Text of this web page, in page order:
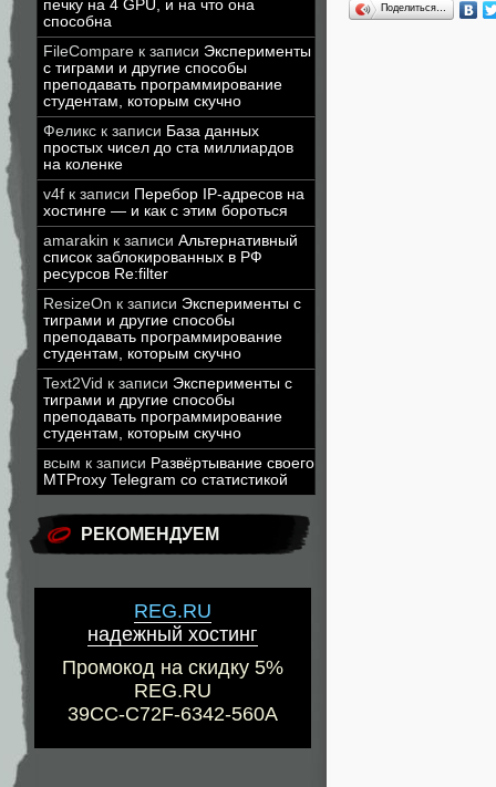
печку на 4 GPU, и на что она
способна
FileCompare к записи Эксперименты
с тиграми и другие способы
преподавать программирование
студентам, которым скучно
Феликс к записи База данных
простых чисел до ста миллиардов
на коленке
v4f к записи Перебор IP-адресов на
хостинге — и как с этим бороться
amarakin к записи Альтернативный
список заблокированных в РФ
ресурсов Re:filter
ResizeOn к записи Эксперименты с
тиграми и другие способы
преподавать программирование
студентам, которым скучно
Text2Vid к записи Эксперименты с
тиграми и другие способы
преподавать программирование
студентам, которым скучно
всым к записи Развёртывание своего
MTProxy Telegram со статистикой
РЕКОМЕНДУЕМ
REG.RU
надежный хостинг
Промокод на скидку 5%
REG.RU
39CC-C72F-6342-560A
Поделиться…